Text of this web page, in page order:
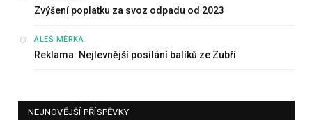
Zvýšení poplatku za svoz odpadu od 2023
ALEŠ MĚRKA:
Reklama: Nejlevnější posílání balíků ze Zubří
NEJNOVĚJŠÍ PŘÍSPĚVKY